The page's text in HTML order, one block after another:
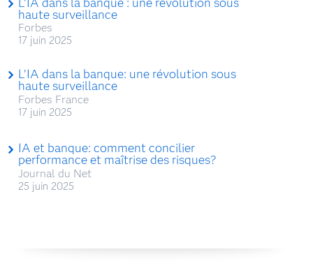
haute surveillance
Forbes
17 juin 2025
L’IA dans la banque: une révolution sous
haute surveillance
Forbes France
17 juin 2025
IA et banque: comment concilier
performance et maîtrise des risques?
Journal du Net
25 juin 2025